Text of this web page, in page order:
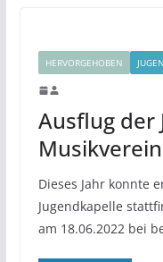
HERVORGEHOBEN
Ausflug der
Dieses Jahr konnte
Jugendkapelle
am 18.06.2022 bei